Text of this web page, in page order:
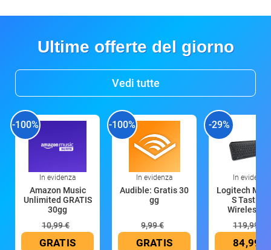
Ultime offerte del giorno
Vedi tutte
-100%
In evidenza
Amazon Music
Unlimited GRATIS
30gg
10,99 €
GRATIS
-100%
In evidenza
Audible: Gratis 30
gg
9,99 €
GRATIS
-29%
In evidenza
Logitech MX
S Tastiera
Wireless
119,99 €
84,99 €